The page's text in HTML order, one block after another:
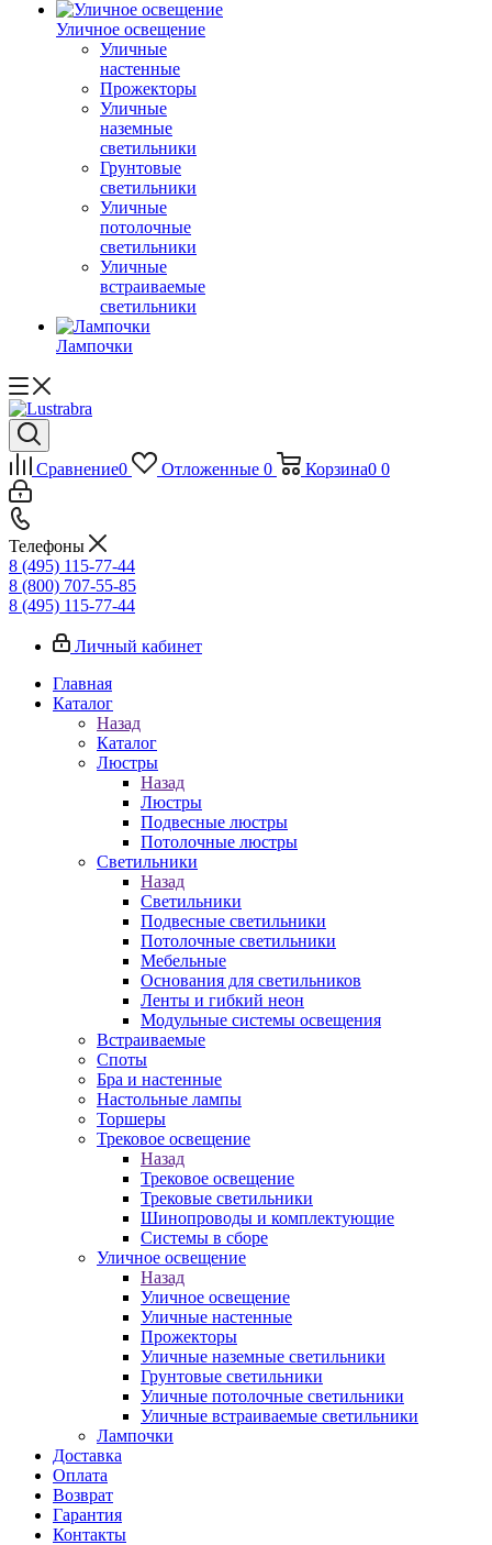
Уличное освещение
Уличные
настенные
Прожекторы
Уличные
наземные
светильники
Грунтовые
светильники
Уличные
потолочные
светильники
Уличные
встраиваемые
светильники
Лампочки
Сравнение0 Отложенные 0 Корзина0 0
Телефоны
8 (495) 115-77-44
8 (800) 707-55-85
8 (495) 115-77-44
Личный кабинет
Главная
Каталог
Назад
Каталог
Люстры
Назад
Люстры
Подвесные люстры
Потолочные люстры
Светильники
Назад
Светильники
Подвесные светильники
Потолочные светильники
Мебельные
Основания для светильников
Ленты и гибкий неон
Модульные системы освещения
Встраиваемые
Споты
Бра и настенные
Настольные лампы
Торшеры
Трековое освещение
Назад
Трековое освещение
Трековые светильники
Шинопроводы и комплектующие
Системы в сборе
Уличное освещение
Назад
Уличное освещение
Уличные настенные
Прожекторы
Уличные наземные светильники
Грунтовые светильники
Уличные потолочные светильники
Уличные встраиваемые светильники
Лампочки
Доставка
Оплата
Возврат
Гарантия
Контакты